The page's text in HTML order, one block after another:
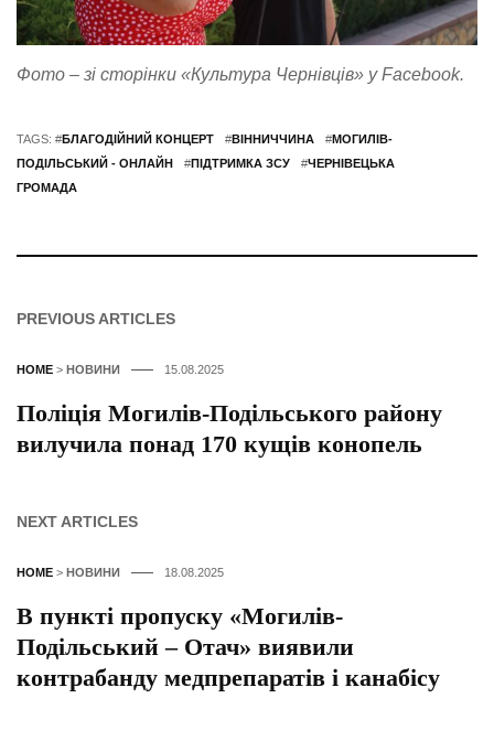
Фото – зі сторінки «Культура Чернівців» у Facebook.
TAGS: #БЛАГОДІЙНИЙ КОНЦЕРТ #ВІННИЧЧИНА #МОГИЛІВ-
ПОДІЛЬСЬКИЙ - ОНЛАЙН
#ПІДТРИМКА ЗСУ #ЧЕРНІВЕЦЬКА
ГРОМАДА
PREVIOUS ARTICLES
HOME > НОВИНИ 15.08.2025
Поліція Могилів-Подільського району
вилучила понад 170 кущів конопель
NEXT ARTICLES
HOME > НОВИНИ 18.08.2025
В пункті пропуску «Могилів-
Подільський – Отач» виявили
контрабанду медпрепаратів і канабісу